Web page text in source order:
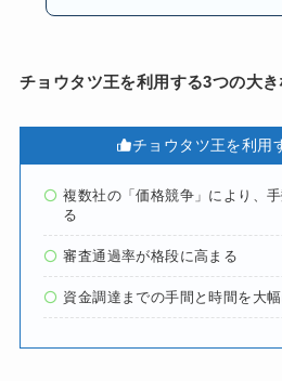
チョウタツ王を利用する3つの大き
チョウタツ王を利用
複数社の「価格競争」により、
る
審査通過率が格段に高まる
資金調達までの手間と時間を大